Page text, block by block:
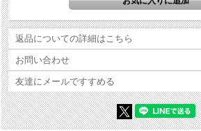
返品についての詳細はこちら
お問い合わせ
友達にメールですすめる